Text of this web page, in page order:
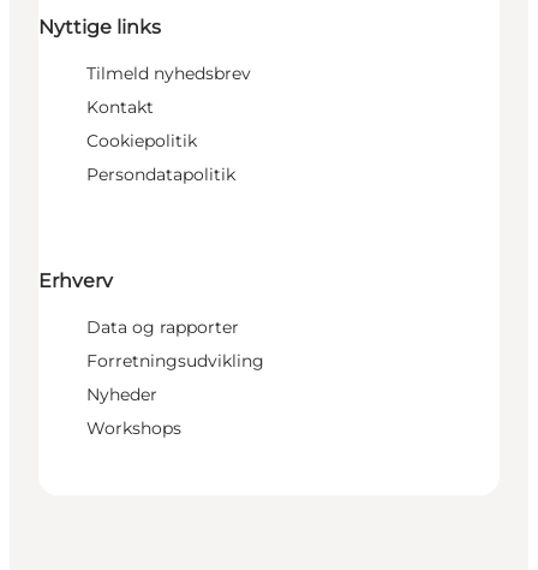
Nyttige links
Tilmeld nyhedsbrev
Kontakt
Cookiepolitik
Persondatapolitik
Erhverv
Data og rapporter
Forretningsudvikling
Nyheder
Workshops